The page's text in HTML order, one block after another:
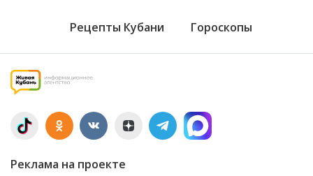
Рецепты Кубани Гороскопы
Реклама на проекте